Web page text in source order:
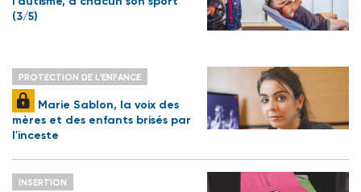
(3/5)
PROTECTION DE L'ENFANCE
Marie Sablon, la voix des
mères et des enfants brisés par
l'inceste
INSERTION